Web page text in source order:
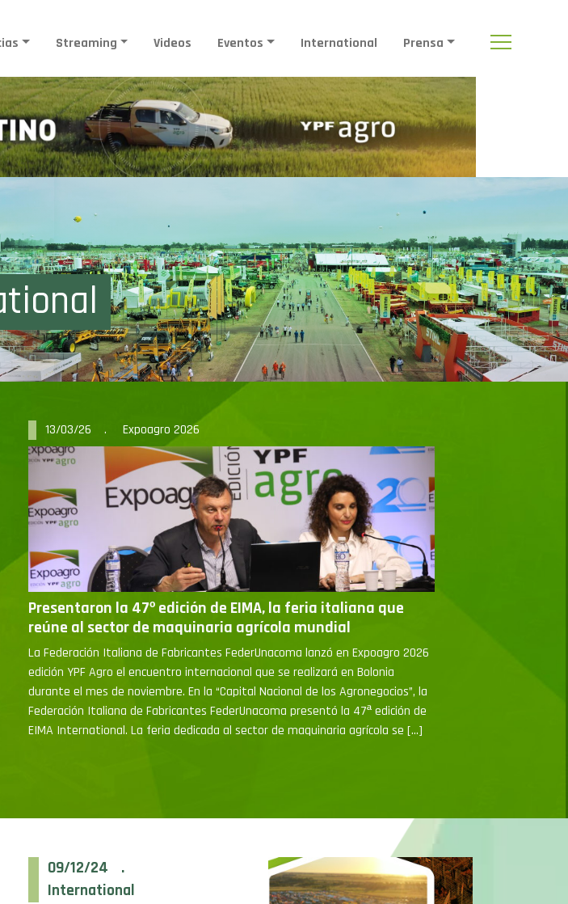
Streaming Videos Eventos International Prensa
13/03/26 . Expoagro 2026
Presentaron la 47º edición de EIMA, la feria italiana que
reúne al sector de maquinaria agrícola mundial
La Federación Italiana de Fabricantes FederUnacoma lanzó en Expoagro 2026
edición YPF Agro el encuentro internacional que se realizará en Bolonia
durante el mes de noviembre. En la “Capital Nacional de los Agronegocios”, la
Federación Italiana de Fabricantes FederUnacoma presentó la 47ª edición de
EIMA International. La feria dedicada al sector de maquinaria agrícola se […]
09/12/24 .
International